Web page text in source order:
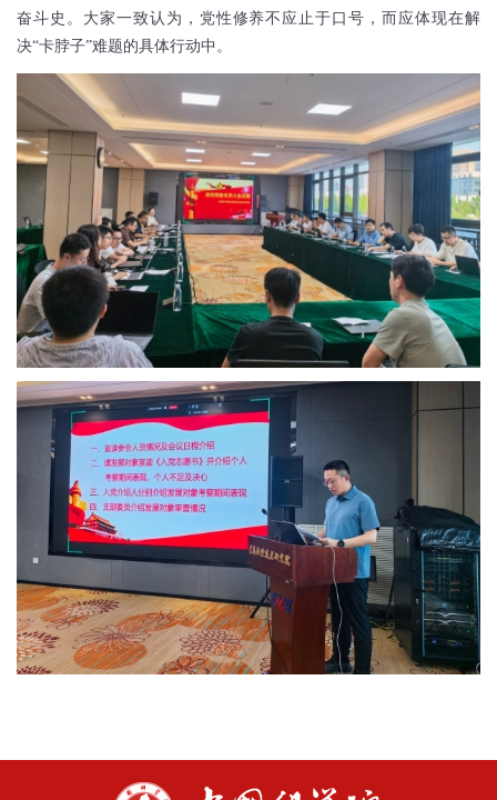
奋斗史。大家一致认为，党性修养不应止于口号，而应体现在解
决“卡脖子”难题的具体行动中。